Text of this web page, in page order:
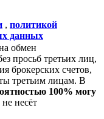
, политикой
данных
обмен
просьб третьих лиц,
брокерских счетов,
третьим лицам. В
100% могу
несёт